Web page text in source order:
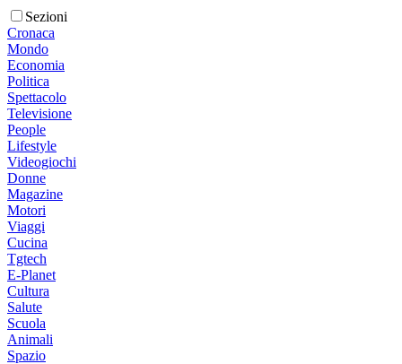
Sezioni
Cronaca
Mondo
Economia
Politica
Spettacolo
Televisione
People
Lifestyle
Videogiochi
Donne
Magazine
Motori
Viaggi
Cucina
Tgtech
E-Planet
Cultura
Salute
Scuola
Animali
Spazio